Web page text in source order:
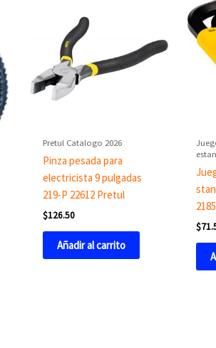
Pretul Catalogo 2026
Pinza pesada para
electricista 9 pulgadas
219-P 22612 Pretul
$126.50
Añadir al carrito
$